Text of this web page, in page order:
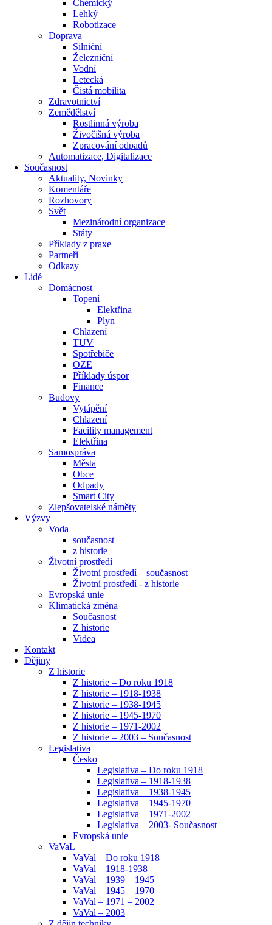
Chemický
Lehký
Robotizace
Doprava
Silniční
Železniční
Vodní
Letecká
Čistá mobilita
Zdravotnictví
Zemědělství
Rostlinná výroba
Živočišná výroba
Zpracování odpadů
Automatizace, Digitalizace
Současnost
Aktuality, Novinky
Komentáře
Rozhovory
Svět
Mezinárodní organizace
Státy
Příklady z praxe
Partneři
Odkazy
Lidé
Domácnost
Topení
Elektřina
Plyn
Chlazení
TUV
Spotřebiče
OZE
Příklady úspor
Finance
Budovy
Vytápění
Chlazení
Facility management
Elektřina
Samospráva
Města
Obce
Odpady
Smart City
Zlepšovatelské náměty
Výzvy
Voda
současnost
z historie
Životní prostředí
Životní prostředí – současnost
Životní prostředí ​- z historie
Evropská unie
Klimatická změna
Současnost
Z historie
Videa
Kontakt
Dějiny
Z historie
Z historie – Do roku 1918
Z historie – 1918-1938
Z historie – 1938-1945
Z historie – 1945-1970
Z historie – 1971-2002
Z historie – 2003 – Současnost
Legislativa
Česko
Legislativa – Do roku 1918
Legislativa – 1918-1938
Legislativa – 1938-1945
Legislativa – 1945-1970
Legislativa – 1971-2002
Legislativa – 2003- Současnost
Evropská unie
VaVaL
VaVal – Do roku 1918
VaVal – 1918-1938
VaVal – 1939 – 1945
VaVal – 1945 – 1970
VaVal – 1971 – 2002
VaVal – 2003